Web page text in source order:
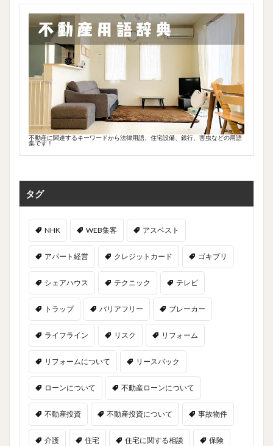
不動産に関連するキーワードから法律用語、住宅設備、銀行、害虫などの用語
集です！
タグ
NHK WEB集客 アスベスト
アパート経営 クレジットカード ゴキブリ
シェアハウス テクニック テレビ
トラップ バリアフリー ブレーカー
ライフライン リスク リフォーム
リフォームについて リースバック
ローンについて 不動産ローンについて
不動産投資 不動産投資について 事故物件
介護 住宅 住宅に関する相談 保険